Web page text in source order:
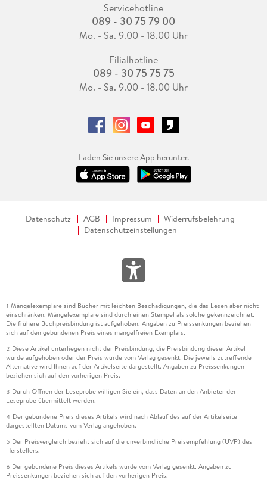
Servicehotline
089 - 30 75 79 00
Mo. - Sa. 9.00 - 18.00 Uhr
Filialhotline
089 - 30 75 75 75
Mo. - Sa. 9.00 - 18.00 Uhr
Laden Sie unsere App herunter.
Datenschutz AGB Impressum
Widerrufsbelehrung
Datenschutzeinstellungen
1 Mängelexemplare sind Bücher mit leichten Beschädigungen, die das Lesen aber nicht
einschränken. Mängelexemplare sind durch einen Stempel als solche gekennzeichnet.
Die frühere Buchpreisbindung ist aufgehoben. Angaben zu Preissenkungen beziehen
sich auf den gebundenen Preis eines mangelfreien Exemplars.
2 Diese Artikel unterliegen nicht der Preisbindung, die Preisbindung dieser Artikel
wurde aufgehoben oder der Preis wurde vom Verlag gesenkt. Die jeweils zutreffende
Alternative wird Ihnen auf der Artikelseite dargestellt. Angaben zu Preissenkungen
beziehen sich auf den vorherigen Preis.
3 Durch Öffnen der Leseprobe willigen Sie ein, dass Daten an den Anbieter der
Leseprobe übermittelt werden.
4 Der gebundene Preis dieses Artikels wird nach Ablauf des auf der Artikelseite
dargestellten Datums vom Verlag angehoben.
5 Der Preisvergleich bezieht sich auf die unverbindliche Preisempfehlung (UVP) des
Herstellers.
6 Der gebundene Preis dieses Artikels wurde vom Verlag gesenkt. Angaben zu
Preissenkungen beziehen sich auf den vorherigen Preis.